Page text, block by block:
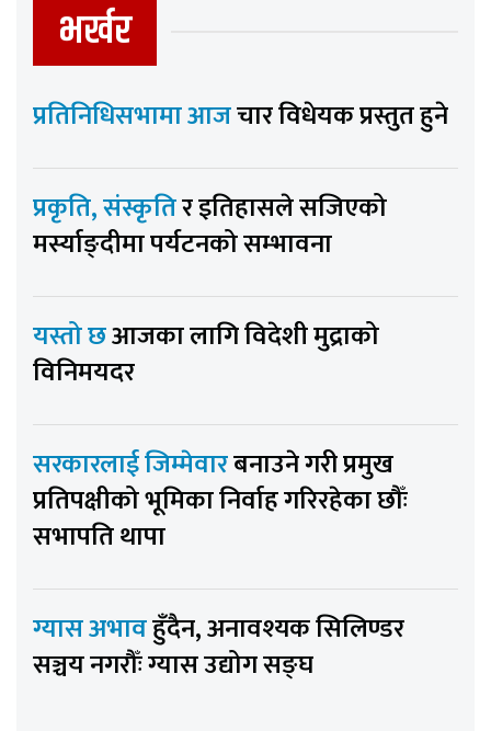
भर्खर
प्रतिनिधिसभामा आजचार विधेयक प्रस्तुत हुने
प्रकृति, संस्कृतिर इतिहासले सजिएको
मर्स्याङ्दीमा पर्यटनको सम्भावना
यस्तो छआजका लागि विदेशी मुद्राको
विनिमयदर
सरकारलाई जिम्मेवारबनाउने गरी प्रमुख
प्रतिपक्षीको भूमिका निर्वाह गरिरहेका छौँः
सभापति थापा
ग्यास अभावहुँदैन, अनावश्यक सिलिण्डर
सञ्चय नगरौँः ग्यास उद्योग सङ्घ